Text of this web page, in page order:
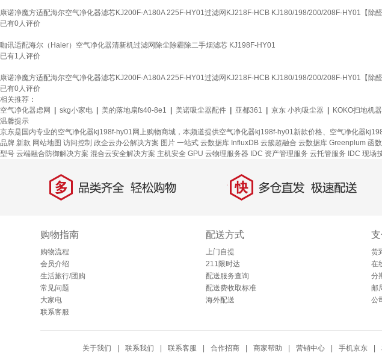
康诺净魔方适配海尔空气净化器滤芯KJ200F-A180A 225F-HY01过滤网KJ218F-HCB KJ180/198/200/208F-HY01【除醛
已有0人评价
咖讯适配海尔（Haier）空气净化器清新机过滤网除尘除霾除二手烟滤芯 KJ198F-HY01
已有1 人评价
康诺净魔方适配海尔空气净化器滤芯KJ200F-A180A 225F-HY01过滤网KJ218F-HCB KJ180/198/200/208F-HY01【除醛
已有0人评价
相关推荐：
空气净化器虑网
skg小家电 美的落地扇fs40-8e1 美诺吸尘器配件 亚都361 京东 小狗吸尘器 KOKO扫地机
温馨提示
京东是国内专业的空气净化器kj198f-hy01网上购物商城，本频道提供空气净化器kj198f-hy01新款价格、空气净化器
品牌 新款 网站地图 访问控制 政企云办公解决方案 图片 一站式 云数据库 InfluxDB 云簇超融合 云数据库 Greenplum 函
型号 云端融合防御解决方案 混合云安全解决方案 主机安全 GPU 云物理服务器 IDC 资产管理服务 云托管服务 IDC 现场
多 品类齐全，轻松购物 快 多仓直发，极速配送
购物指南
购物流程
会员介绍
生活旅行/团购
常见问题
大家电
联系客服
配送方式
上门自提
211限时达
配送服务查询
配送费收取标准
海外配送
货
在
分
邮
公
关于我们 联系我们 联系客服 合作招商 商家帮助 营销中心 手机京东